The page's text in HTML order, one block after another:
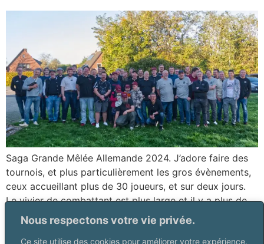
Nous respectons votre vie privée.
Ce site utilise des cookies pour améliorer votre expérience.
Saga Grande Mêlée Allemande 2024. J’adore faire des
tournois, et plus particulièrement les gros évènements,
ceux accueillant plus de 30 joueurs, et sur deux jours.
Le vivier de combattant est plus large et il y a plus de
challenge qu’un tournoi en comité restreint sur une seule
journée. Se déplacer aussi loin reste une aventure […]